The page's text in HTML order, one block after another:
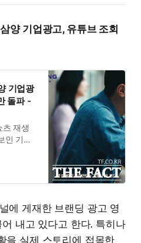
양 기업광고, 유튜브 조회
기업광
돌파 -
재생
인 기업
26일
에 게재한 브랜딩 광고 영
내고 있다고 한다. 특히나
을 실제 스토리에 접목한